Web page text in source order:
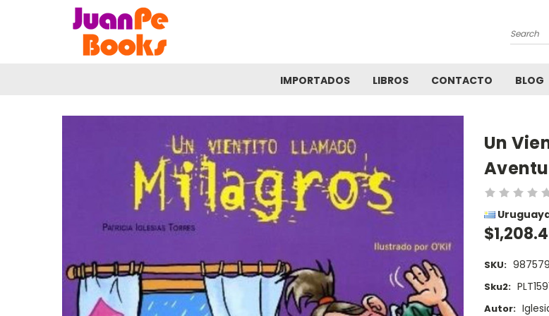
Search
IMPORTADOS LIBROS CONTACTO BLOG
Un
SKU:
Sku2:
Autor: